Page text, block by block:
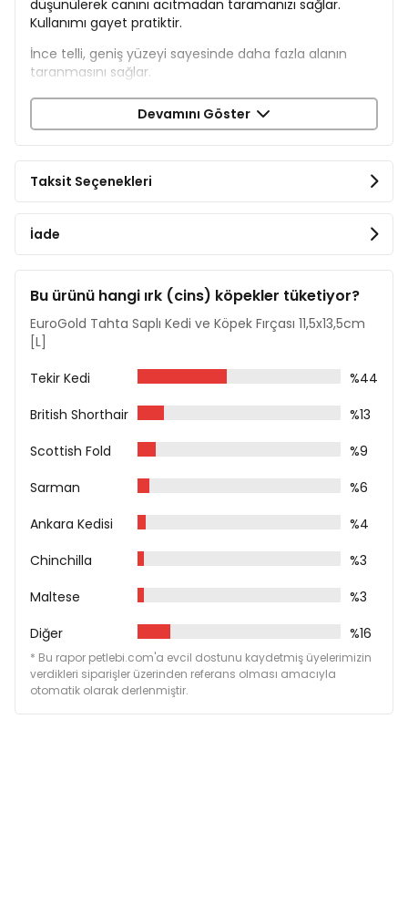
düşünülerek canını acıtmadan taramanızı sağlar.
Kullanımı gayet pratiktir.
İnce telli, geniş yüzeyi sayesinde daha fazla alanın
taranmasını sağlar.
İnsan ve hayvan sağlığı açısından %100 zararsız
malzemelerden üretilmiştir. Alerjenik maddeler
Ürünün Ölçüleri
Boy: 5,5 cm
Devamını Göster
Taksit Seçenekleri
İade
Bu ürünü hangi ırk (cins) köpekler tüketiyor?
EuroGold Tahta Saplı Kedi ve Köpek Fırçası 11,5x13,5cm
[L]
Tekir Kedi
%44
British Shorthair
%13
Scottish Fold
%9
Sarman
%6
Ankara Kedisi
%4
Chinchilla
%3
Maltese
%3
Diğer
%16
* Bu rapor petlebi.com'a evcil dostunu kaydetmiş üyelerimizin
verdikleri siparişler üzerinden referans olması amacıyla
otomatik olarak derlenmiştir.